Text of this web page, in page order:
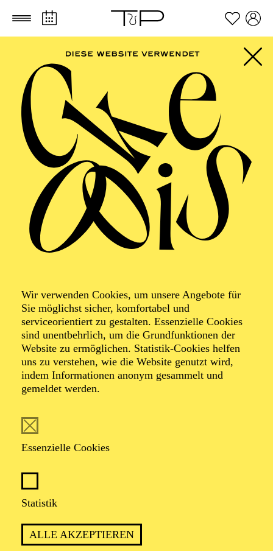
Zum Hauptinhalt springen Zum Footer springen
Wir verwenden Cookies, um unsere Angebote für
Sie möglichst sicher, komfortabel und
serviceorientiert zu gestalten. Essenzielle Cookies
sind unentbehrlich, um die Grundfunktionen der
Website zu ermöglichen. Statistik-Cookies helfen
uns zu verstehen, wie die Website genutzt wird,
indem Informationen anonym gesammelt und
gemeldet werden.
Essenzielle Cookies
Statistik
ALLE AKZEPTIEREN
FILTER
SEPTEMBER 2026
PHILHARMONIE ESSEN
Freitag
04.09.2026
20:00 - 23:00
Alfried Krupp Saal
Veranstalter: Theater-, Konzert- u. Gastspieldirektion OTTO
HOFNER GMBH
TICKETS
55,20 52,70€
Die Veranstaltung ist vom Angebot der TUPcard ausgeschlossen.
Samstag
05.09.2026
Grillo-Theater
BLICK AUF DEN IRAN –
STIMMEN ZUR AKTUELLEN
LAGE